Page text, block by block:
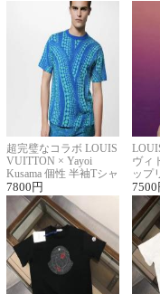
超完璧なコラボ LOUIS
VUITTON × Yayoi
Kusama 個性 半袖Tシャ
ツコピー男女兼用
7800 円
ヴィ
ップ
ンニ
7500